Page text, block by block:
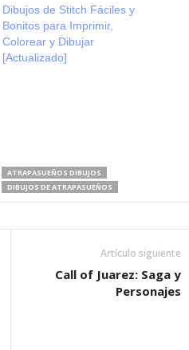
Dibujos de Stitch Fáciles y
Bonitos para Imprimir,
Colorear y Dibujar
[Actualizado]
ATRAPASUEÑOS DIBUJOS
DIBUJOS DE ATRAPASUEÑOS
Artículo siguiente
Call of Juarez: Saga y
Personajes